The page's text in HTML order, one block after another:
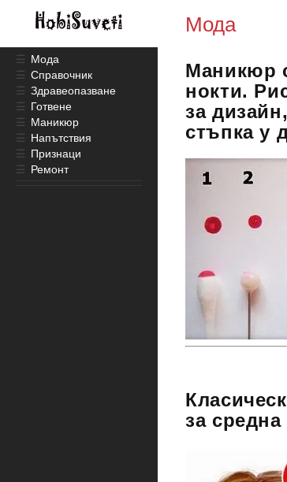
Мода
Маникюр
нокти.
за
стъпка у
за
☰ Мода
☰ Справочник
☰ Здравеопазване
☰ Готвене
☰ Маникюр
☰ Напътствия
☰ Признаци
☰ Ремонт